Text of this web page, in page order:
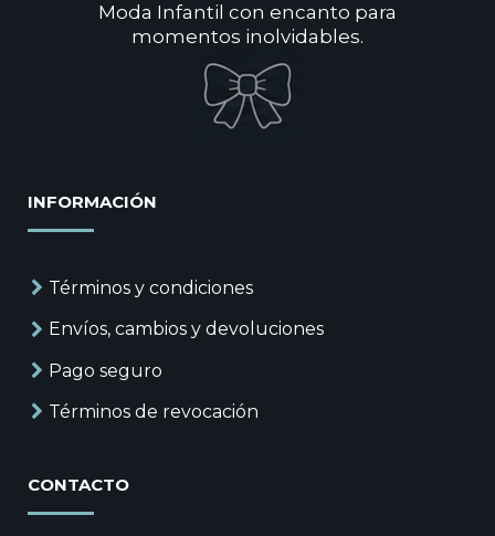
Moda Infantil con encanto para
momentos inolvidables.
INFORMACIÓN
Términos y condiciones
Envíos, cambios y devoluciones
Pago seguro
Términos de revocación
CONTACTO